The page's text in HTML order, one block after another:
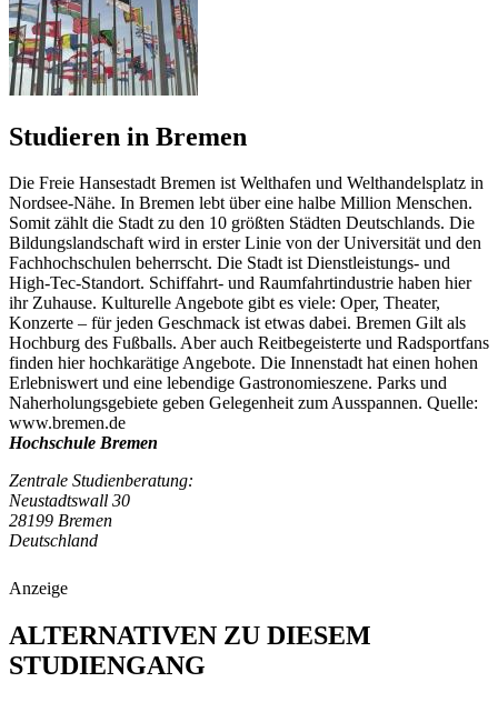
Studieren in Bremen
Die Freie Hansestadt Bremen ist Welthafen und Welthandelsplatz in
Nordsee-Nähe. In Bremen lebt über eine halbe Million Menschen.
Somit zählt die Stadt zu den 10 größten Städten Deutschlands. Die
Bildungslandschaft wird in erster Linie von der Universität und den
Fachhochschulen beherrscht. Die Stadt ist Dienstleistungs- und
High-Tec-Standort. Schiffahrt- und Raumfahrtindustrie haben hier
ihr Zuhause. Kulturelle Angebote gibt es viele: Oper, Theater,
Konzerte – für jeden Geschmack ist etwas dabei. Bremen Gilt als
Hochburg des Fußballs. Aber auch Reitbegeisterte und Radsportfans
finden hier hochkarätige Angebote. Die Innenstadt hat einen hohen
Erlebniswert und eine lebendige Gastronomieszene. Parks und
Naherholungsgebiete geben Gelegenheit zum Ausspannen. Quelle:
www.bremen.de
Hochschule Bremen
Zentrale Studienberatung:
Neustadtswall 30
28199 Bremen
Deutschland
Anzeige
ALTERNATIVEN ZU DIESEM
STUDIENGANG